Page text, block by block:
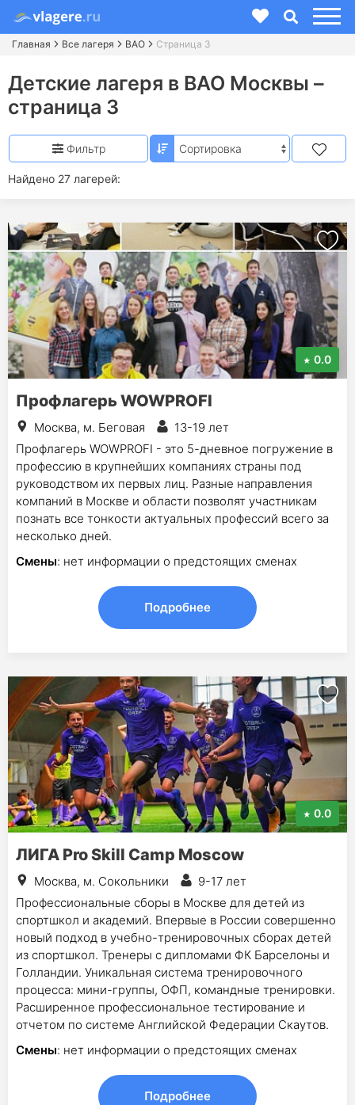
Главная Все лагеря ВАО Страница 3
Детские лагеря в ВАО Москвы –
страница 3
Найдено 27 лагерей:
Фильтр
0.0
Профлагерь WOWPROFI
Москва, м. Беговая
13-19 лет
Профлагерь WOWPROFI - это 5-дневное погружение в
профессию в крупнейших компаниях страны под
руководством их первых лиц. Разные направления
компаний в Москве и области позволят участникам
познать все тонкости актуальных профессий всего за
несколько дней.
Смены: нет информации о предстоящих сменах
Подробнее
0.0
ЛИГА Pro Skill Camp Moscow
Москва, м. Сокольники
9-17 лет
Профессиональные сборы в Москве для детей из
спортшкол и академий. Впервые в России совершенно
новый подход в учебно-тренировочных сборах детей
из спортшкол. Тренеры с дипломами ФК Барселоны и
Голландии. Уникальная система тренировочного
процесса: мини-группы, ОФП, командные тренировки.
Расширенное профессиональное тестирование и
отчетом по системе Английской Федерации Скаутов.
Смены: нет информации о предстоящих сменах
Подробнее